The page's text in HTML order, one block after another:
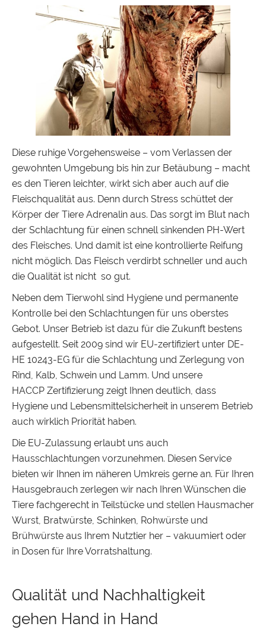
Diese ruhige Vorgehensweise – vom Verlassen der
gewohnten Umgebung bis hin zur Betäubung – macht
es den Tieren leichter, wirkt sich aber auch auf die
Fleischqualität aus. Denn durch Stress schüttet der
Körper der Tiere Adrenalin aus. Das sorgt im Blut nach
der Schlachtung für einen schnell sinkenden PH-Wert
des Fleisches. Und damit ist eine kontrollierte Reifung
nicht möglich. Das Fleisch verdirbt schneller und auch
die Qualität ist nicht so gut.
Neben dem Tierwohl sind Hygiene und permanente
Kontrolle bei den Schlachtungen für uns oberstes
Gebot. Unser Betrieb ist dazu für die Zukunft bestens
aufgestellt. Seit 2009 sind wir EU-zertifiziert unter DE-
HE 10243-EG für die Schlachtung und Zerlegung von
Rind, Kalb, Schwein und Lamm. Und unsere
HACCP Zertifizierung zeigt Ihnen deutlich, dass
Hygiene und Lebensmittelsicherheit in unserem Betrieb
auch wirklich Priorität haben.
Die EU-Zulassung erlaubt uns auch
Hausschlachtungen vorzunehmen. Diesen Service
bieten wir Ihnen im näheren Umkreis gerne an. Für Ihren
Hausgebrauch zerlegen wir nach Ihren Wünschen die
Tiere fachgerecht in Teilstücke und stellen Hausmacher
Wurst, Bratwürste, Schinken, Rohwürste und
Brühwürste aus Ihrem Nutztier her – vakuumiert oder
in Dosen für Ihre Vorratshaltung.
Qualität und Nachhaltigkeit
gehen Hand in Hand